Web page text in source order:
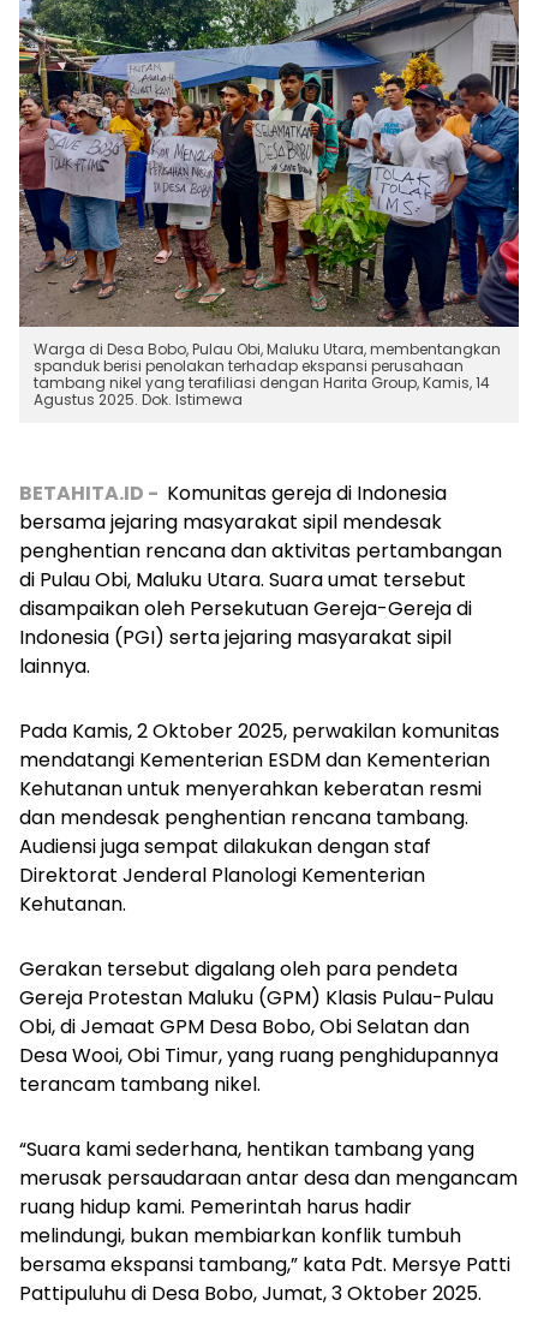
Warga di Desa Bobo, Pulau Obi, Maluku Utara, membentangkan
spanduk berisi penolakan terhadap ekspansi perusahaan
tambang nikel yang terafiliasi dengan Harita Group, Kamis, 14
Agustus 2025. Dok. Istimewa
BETAHITA.ID - Komunitas gereja di Indonesia
bersama jejaring masyarakat sipil mendesak
penghentian rencana dan aktivitas pertambangan
di Pulau Obi, Maluku Utara. Suara umat tersebut
disampaikan oleh Persekutuan Gereja-Gereja di
Indonesia (PGI) serta jejaring masyarakat sipil
lainnya.
Pada Kamis, 2 Oktober 2025, perwakilan komunitas
mendatangi Kementerian ESDM dan Kementerian
Kehutanan untuk menyerahkan keberatan resmi
dan mendesak penghentian rencana tambang.
Audiensi juga sempat dilakukan dengan staf
Direktorat Jenderal Planologi Kementerian
Kehutanan.
Gerakan tersebut digalang oleh para pendeta
Gereja Protestan Maluku (GPM) Klasis Pulau-Pulau
Obi, di Jemaat GPM Desa Bobo, Obi Selatan dan
Desa Wooi, Obi Timur, yang ruang penghidupannya
terancam tambang nikel.
“Suara kami sederhana, hentikan tambang yang
merusak persaudaraan antar desa dan mengancam
ruang hidup kami. Pemerintah harus hadir
melindungi, bukan membiarkan konflik tumbuh
bersama ekspansi tambang,” kata Pdt. Mersye Patti
Pattipuluhu di Desa Bobo, Jumat, 3 Oktober 2025.